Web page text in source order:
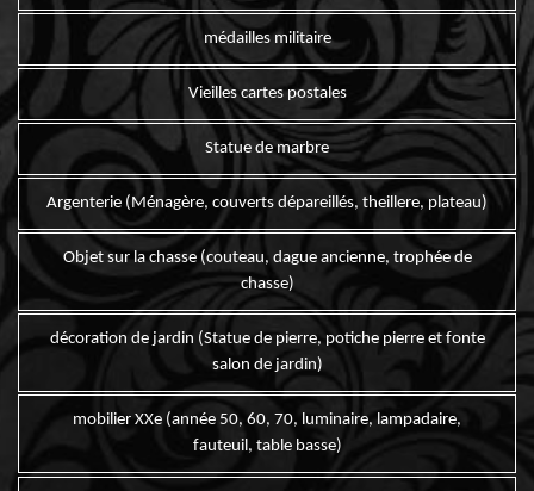
médailles militaire
Vieilles cartes postales
Statue de marbre
Argenterie (Ménagère, couverts dépareillés, theillere, plateau)
Objet sur la chasse (couteau, dague ancienne, trophée de
chasse)
décoration de jardin (Statue de pierre, potiche pierre et fonte
salon de jardin)
mobilier XXe (année 50, 60, 70, luminaire, lampadaire,
fauteuil, table basse)